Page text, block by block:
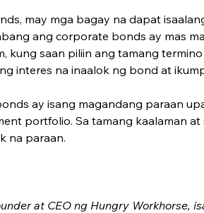
may mga bagay na dapat
ang corporate bonds ay mas
kung saan piliin ang tamang
interes na inaalok ng bond at
ay isang magandang paraan
portfolio. Sa tamang kaa­laman
na paraan.
at CEO ng Hungry Workhorse,